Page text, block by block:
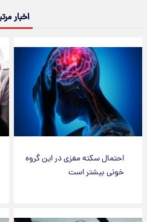
اخبار مرتبط
احتمال سکته مغزی در این گروه
خونی بیشتر است